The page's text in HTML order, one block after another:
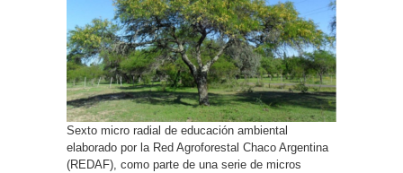
Sexto micro radial de educación ambiental
elaborado por la Red Agroforestal Chaco Argentina
(REDAF), como parte de una serie de micros